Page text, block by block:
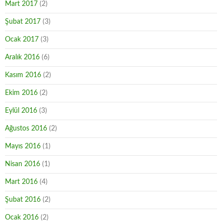
Mart 2017 (2)
Şubat 2017 (3)
Ocak 2017 (3)
Aralık 2016 (6)
Kasım 2016 (2)
Ekim 2016 (2)
Eylül 2016 (3)
Ağustos 2016 (2)
Mayıs 2016 (1)
Nisan 2016 (1)
Mart 2016 (4)
Şubat 2016 (2)
Ocak 2016 (2)